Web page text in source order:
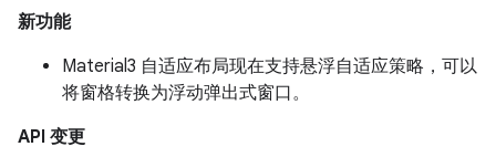
新功能
Material3 自适应布局现在支持悬浮自适应策略，可以
将窗格转换为浮动弹出式窗口。
API 变更